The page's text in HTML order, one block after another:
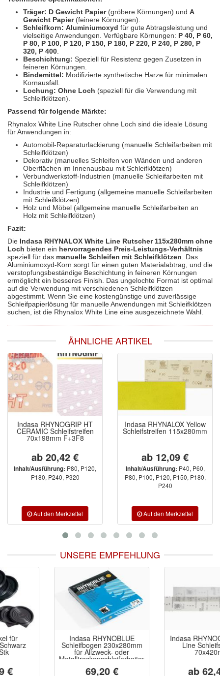
Träger: D Gewicht Papier(gröbere Körnungen) und A
Gewicht Papier(feinere Körnungen).
Schleifkorn: Aluminiumoxyd für gute Abtragsleistung und
vielseitige Anwendungen. Verfügbare Körnungen: P 40, P 60,
P 80, P 100, P 120, P 150, P 180, P 220, P 240, P 280, P
320, P 400
Beschichtung: Speziell für Resistenz gegen Zusetzen in
feineren Körnungen.
Bindemittel: Modifizierte synthetische Harze für minimalen
Kornausfall.
Lochung: Ohne Loch (speziell für die Verwendung mit
Schleifklötzen).
Passend für folgende Märkte:
Rhynalox White Line Rutscher ohne Loch sind die ideale Lösung
für Anwendungen in:
Automobil-Reparaturlackierung (manuelle Schleifarbeiten mit
Schleifklötzen)
Dekorativ (manuelles Schleifen von Wänden und anderen
Oberflächen im Innenausbau mit Schleifklötzen)
Verbundwerkstoff-Industrien (manuelle Schleifarbeiten mit
Schleifklötzen)
Industrie und Fertigung (allgemeine manuelle Schleifarbeiten
mit Schleifklötzen)
Holz und Möbel (allgemeine manuelle Schleifarbeiten an
Holz mit Schleifklötzen)
Fazit:
Die Indasa RHYNALOX White Line Rutscher 115x280mm ohne
Loch bieten ein hervorragendes Preis-Leistungs-Verhältnis
speziell für das manuelle Schleifen mit Schleifklötzen . Das
Aluminiumoxyd-Korn sorgt für einen guten Materialabtrag, und die
verstopfungsbeständige Beschichtung in feineren Körnungen
ermöglicht ein besseres Finish. Das ungelochte Format ist optimal
auf die Verwendung mit verschiedenen Schleifklötzen
abgestimmt. Wenn Sie eine kostengünstige und zuverlässige
Schleifpapierlösung für manuelle Anwendungen mit Schleifklötzen
suchen, ist die Rhynalox White Line eine ausgezeichnete Wahl.
ÄHNLICHE ARTIKEL
Indasa RHYNOGRIP HT
CERAMIC Schleifstreifen
70x198mm F+3F8
ab 20,42 €
Inhalt/Ausführung: P80, P120,
P180, P240, P320
Indasa RHYNALOX Yellow
Schleifstreifen 115x280mm
ab 12,09 €
Inhalt/Ausführung: P40, P60,
P80, P100, P120, P150, P180,
P240
UNSERE EMPFEHLUNG
Indasa RHYNOBLUE
Schleifbogen 230x280mm
für Allzweck- oder
Metalltrockenschleifarbeiten
Indasa RHYNOGRIP Mesh
Line Schleifstreifen
ab 62,44 €